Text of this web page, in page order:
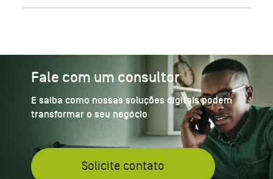
Fale com um consultor
E saiba como nossas soluções digitais podem
transformar o seu negócio
Solicite contato